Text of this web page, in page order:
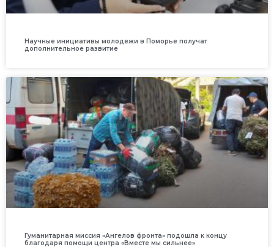
Научные инициативы молодежи в Поморье получат
дополнительное развитие
Гуманитарная миссия «Ангелов фронта» подошла к концу
благодаря помощи центра «Вместе мы сильнее»